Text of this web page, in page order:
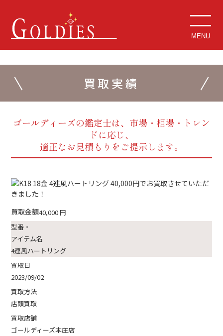
MENU
買取実績
ゴールディーズの鑑定士は、市場・相場・トレン
ドに応じ、
適正なお見積もりをご提示します。
買取金額40,000円
型番・
アイテム名
4連風ハートリング
買取日
2023/09/02
買取方法
店頭買取
買取店舗
ゴールディーズ本庄店